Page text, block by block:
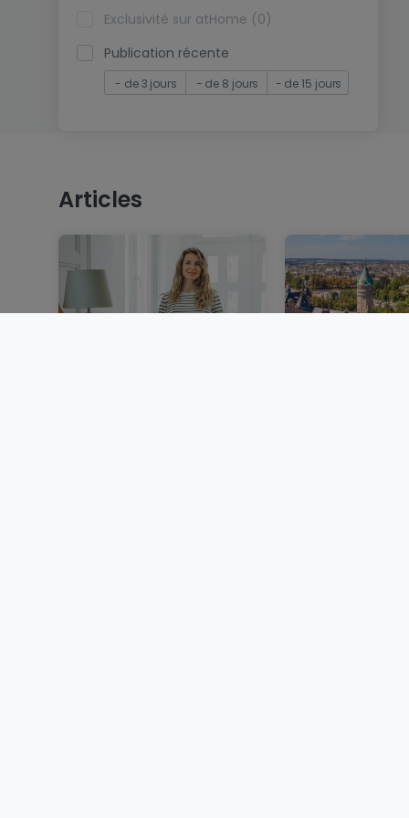
Exclusivité sur atHome (0)
Publication récente
- de 3 jours - de 8 jours - de 15 jours
Articles